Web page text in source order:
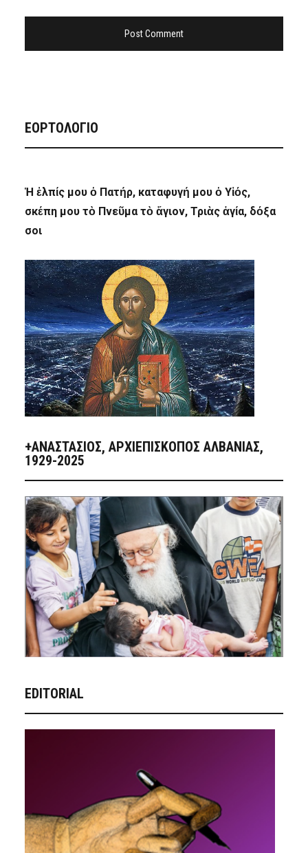
ΕΟΡΤΟΛΟΓΙΟ
Ἡ ἐλπίς μου ὁ Πατήρ, καταφυγή μου ὁ Υἱός,
σκέπη μου τὸ Πνεῦμα τὸ ἅγιον, Τριὰς ἁγία, δόξα
σοι
+ΑΝΑΣΤΆΣΙΟΣ, ΑΡΧΙΕΠΊΣΚΟΠΟΣ ΑΛΒΑΝΊΑΣ,
1929-2025
EDITORIAL